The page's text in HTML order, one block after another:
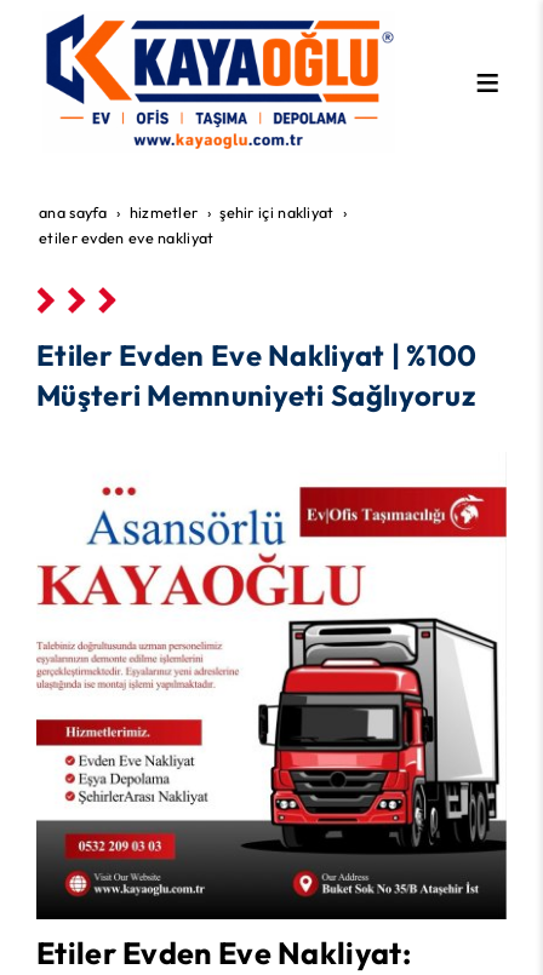
ana sayfa hi̇zmetler
şehir i̇çi nakliyat
etiler evden eve nakliyat
Etiler Evden Eve Nakliyat | %100
Müşteri Memnuniyeti Sağlıyoruz
Etiler Evden Eve Nakliyat: